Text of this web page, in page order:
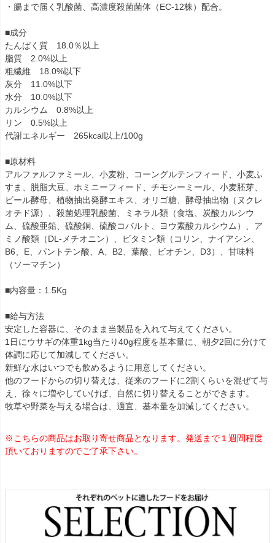
・腸まで届く乳酸菌、高濃度殺菌菌体（EC-12株）配合。
■成分
たんぱく質 18.0％以上
脂質 2.0%以上
粗繊維 18.0%以下
灰分 11.0%以下
水分 10.0%以下
カルシウム 0.8%以上
リン 0.5%以上
代謝エネルギー 265kcal以上/100g
■原材料
アルファルファミール、小麦粉、コーングルテンフィード、小麦ふ
すま、脱脂大豆、ホミニーフィード、チモシーミール、小麦胚芽、
ビール酵母、植物抽出発酵エキス、オリゴ糖、酵母抽出物（ヌクレ
オチド源）、殺菌処理乳酸菌、ミネラル類（食塩、炭酸カルシウ
ム、硫酸亜鉛、硫酸銅、硫酸コバルト、ヨウ素酸カルシウム）、ア
ミノ酸類（DL-メチオニン）、ビタミン類（コリン、ナイアシン、
B6、E、パントテン酸、A、B2、葉酸、ビオチン、D3）、甘味料
（ソーマチン）
■内容量：1.5Kg
■給与方法
安定した容器に、そのまま当製品を入れて与えてください。
1日にウサギの体重1kg当たり40g程度を基本量に、朝夕2回に分けて
体調に応じて加減してください。
新鮮な水はいつでも飲めるように用意してください。
他のフードからの切り替えは、従来のフードに2割くらいを混ぜて与
え、徐々に増やしていけば、自然に切り替えることができます。
牧草や野菜を与える場合は、適宜、基本量を加減してください。
※こちらの商品はお取り寄せ商品となります。発送まで１週間程度
頂いておりますのでご了承下さい。